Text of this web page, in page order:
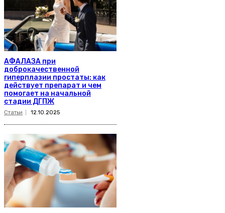
АФАЛАЗА при
доброкачественной
гиперплазии простаты: как
действует препарат и чем
помогает на начальной
стадии ДГПЖ
Статьи 12.10.2025